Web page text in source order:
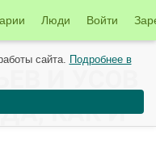
Люди Войти
И УСОВ
КАК И
сайта. Подробнее в